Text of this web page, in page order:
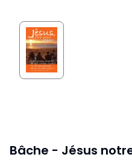
Bâche - Jésus